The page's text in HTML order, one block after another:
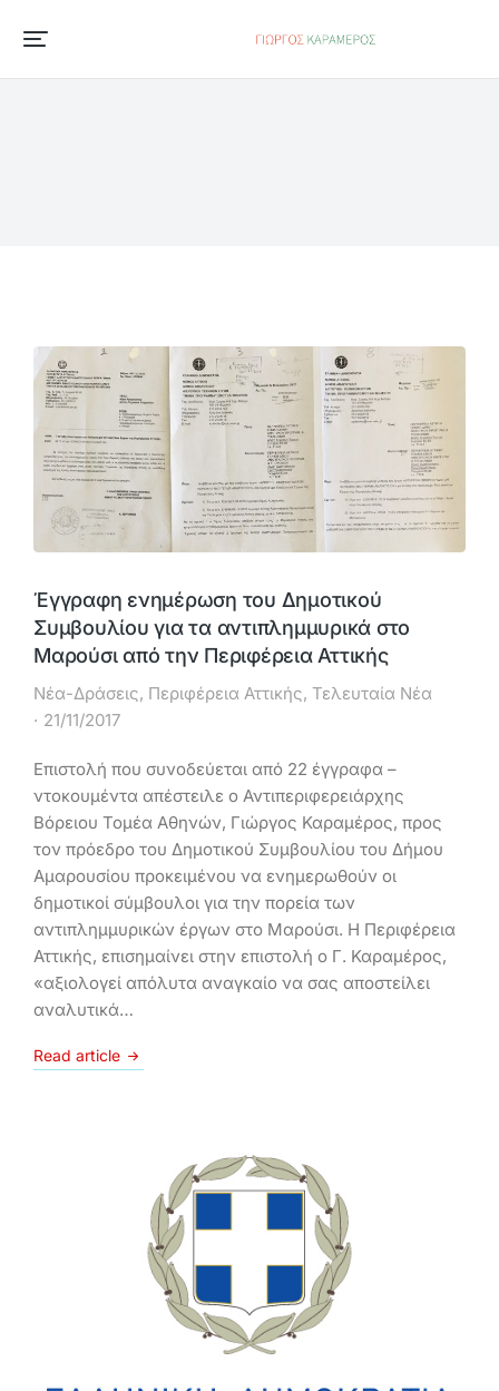
Έγγραφη ενημέρωση του Δημοτικού
Συμβουλίου για τα αντιπλημμυρικά στο
Μαρούσι από την Περιφέρεια Αττικής
Νέα-Δράσεις, Περιφέρεια Αττικής, Τελευταία Νέα
21/11/2017
Επιστολή που συνοδεύεται από 22 έγγραφα –
ντοκουμέντα απέστειλε ο Αντιπεριφερειάρχης
Βόρειου Τομέα Αθηνών, Γιώργος Καραμέρος, προς
τον πρόεδρο του Δημοτικού Συμβουλίου του Δήμου
Αμαρουσίου προκειμένου να ενημερωθούν οι
δημοτικοί σύμβουλοι για την πορεία των
αντιπλημμυρικών έργων στο Μαρούσι. Η Περιφέρεια
Αττικής, επισημαίνει στην επιστολή ο Γ. Καραμέρος,
«αξιολογεί απόλυτα αναγκαίο να σας αποστείλει
αναλυτικά…
Read article